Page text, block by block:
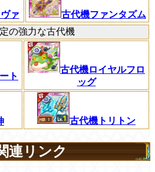
ァ
古代機ファンタズム
の強力な古代機
ト
古代機ロイヤルフロ
ッグ
古代機トリトン
連リンク